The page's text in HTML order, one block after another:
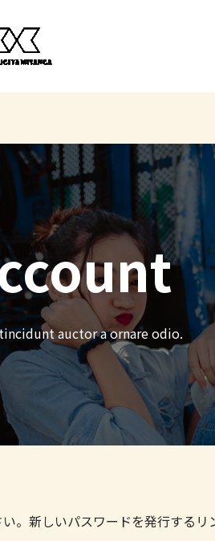
auctor a ornare odio.
。新しいパスワードを発行するリ